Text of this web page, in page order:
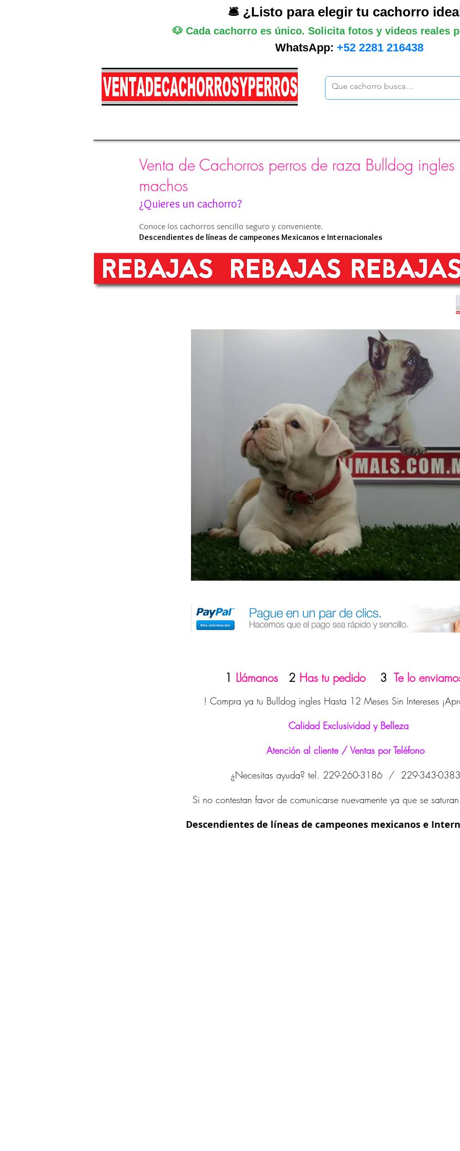
🛎️ ¿Listo para elegir tu cachorro
🐶 Cada cachorro es único. Solicita fotos y videos reales
WhatsApp: +52 2281 216438
Venta de Cachorros perros de raza Bulldog ingles
machos
¿Quieres un cachorro?
Conoce los cachorros sencillo seguro y conveniente.
Descendientes de líneas de campeones Mexicanos e Internacionales
1 Llámanos 2 Has tu pedido3 Te lo
! Compra ya tu Bulldog ingles Hasta 12 Meses Sin Intereses
Calidad Exclusividad y Belleza
Atención al cliente / Ventas por Teléfono
¿Necesitas ayuda? tel. 229-260-3186 / 229-343-0383
Si no contestan favor de comunicarse nuevamente ya que se
Descendientes de líneas de campeones mexicanos e